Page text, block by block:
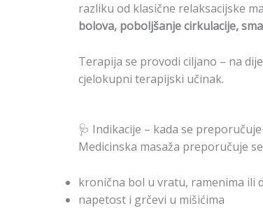
razliku od klasične relaksacijske
bolova, poboljšanje cirkulacije,
Terapija se provodi ciljano – na
cjelokupni terapijski učinak.
🩺 Indikacije – kada se
Medicinska masaža preporučuje
kronična bol u vratu, ramenima ili
napetost i grčevi u mišićima